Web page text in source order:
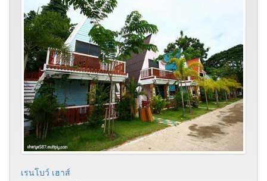
เรนโบว์ เฮาส์